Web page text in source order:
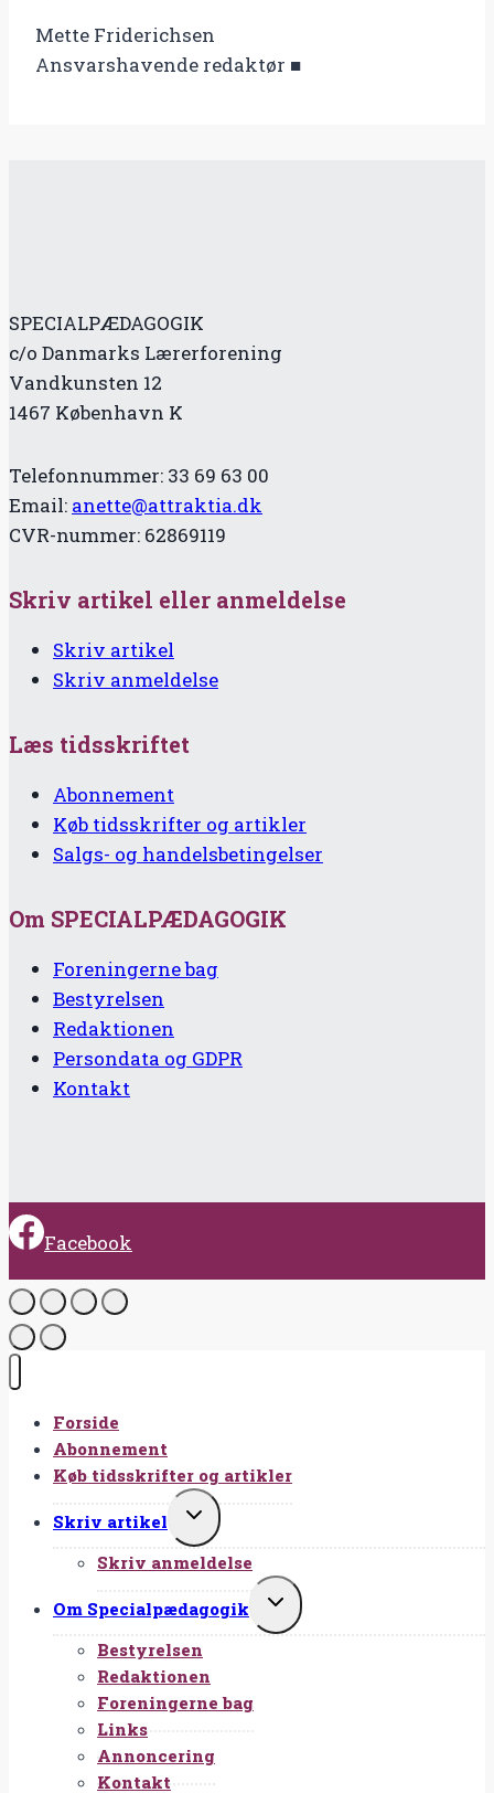
Mette Friderichsen
Ansvarshavende redaktør ■
SPECIALPÆDAGOGIK
c/o Danmarks Lærerforening
Vandkunsten 12
1467 København K
Telefonnummer: 33 69 63 00
Email: anette@attraktia.dk
CVR-nummer: 62869119
Skriv artikel eller anmeldelse
Skriv artikel
Skriv anmeldelse
Læs tidsskriftet
Abonnement
Køb tidsskrifter og artikler
Salgs- og handelsbetingelser
Om SPECIALPÆDAGOGIK
Foreningerne bag
Bestyrelsen
Redaktionen
Persondata og GDPR
Kontakt
Facebook
Forside
Abonnement
Køb tidsskrifter og artikler
Skriv artikel
SKIFT
UNDERMENU
Skriv anmeldelse
Om Specialpædagogik
SKIFT
UNDERMENU
Bestyrelsen
Redaktionen
Foreningerne bag
Links
Annoncering
Kontakt